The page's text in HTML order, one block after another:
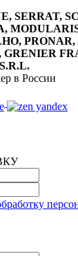
SERRAT,
в России